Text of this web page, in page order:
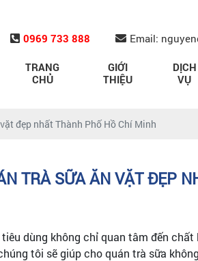
0969 733 888 Email:
TRANG
CHỦ
GIỚI
THIỆU
DỊCH
VỤ
đẹp nhất Thành Phố Hồ Chí Minh
TRÀ SỮA ĂN VẶT ĐẸP
dùng không chỉ quan tâm đến
tôi sẽ giúp cho quán trà sữa